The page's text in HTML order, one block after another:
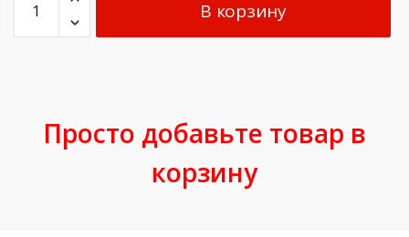
В корзину
Просто добавьте товар в
корзину